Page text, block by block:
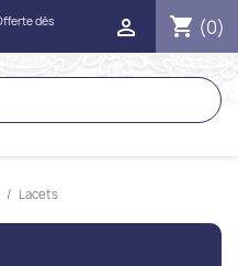
shopping_cart (0)

Lacets